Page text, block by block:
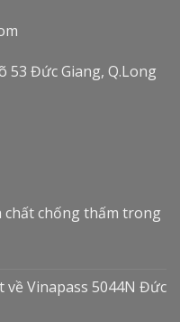
53 Đức Giang, Q.Long
chống thấm trong
Vinapass 5044N Đức